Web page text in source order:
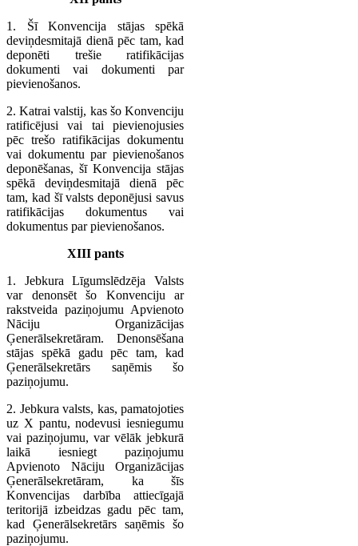
1. Šī Konvencija stājas spēkā
deviņdesmitajā dienā pēc tam, kad
deponēti trešie ratifikācijas
dokumenti vai dokumenti par
pievienošanos.
2. Katrai valstij, kas šo Konvenciju
ratificējusi vai tai pievienojusies
pēc trešo ratifikācijas dokumentu
vai dokumentu par pievienošanos
deponēšanas, šī Konvencija stājas
spēkā deviņdesmitajā dienā pēc
tam, kad šī valsts deponējusi savus
ratifikācijas dokumentus vai
dokumentus par pievienošanos.
XIII pants
1. Jebkura Līgumslēdzēja Valsts
var denonsēt šo Konvenciju ar
rakstveida paziņojumu Apvienoto
Nāciju Organizācijas
Ģenerālsekretāram. Denonsēšana
stājas spēkā gadu pēc tam, kad
Ģenerālsekretārs saņēmis šo
paziņojumu.
2. Jebkura valsts, kas, pamatojoties
uz X pantu, nodevusi iesniegumu
vai paziņojumu, var vēlāk jebkurā
laikā iesniegt paziņojumu
Apvienoto Nāciju Organizācijas
Ģenerālsekretāram, ka šīs
Konvencijas darbība attiecīgajā
teritorijā izbeidzas gadu pēc tam,
kad Ģenerālsekretārs saņēmis šo
paziņojumu.